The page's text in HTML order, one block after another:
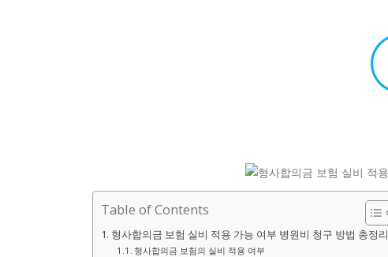
Table of Contents
형사합의금 보험 실비 적용 가능 여부 병원비 청구 방법 총정리
형사합의금 보험의 실비 적용 여부